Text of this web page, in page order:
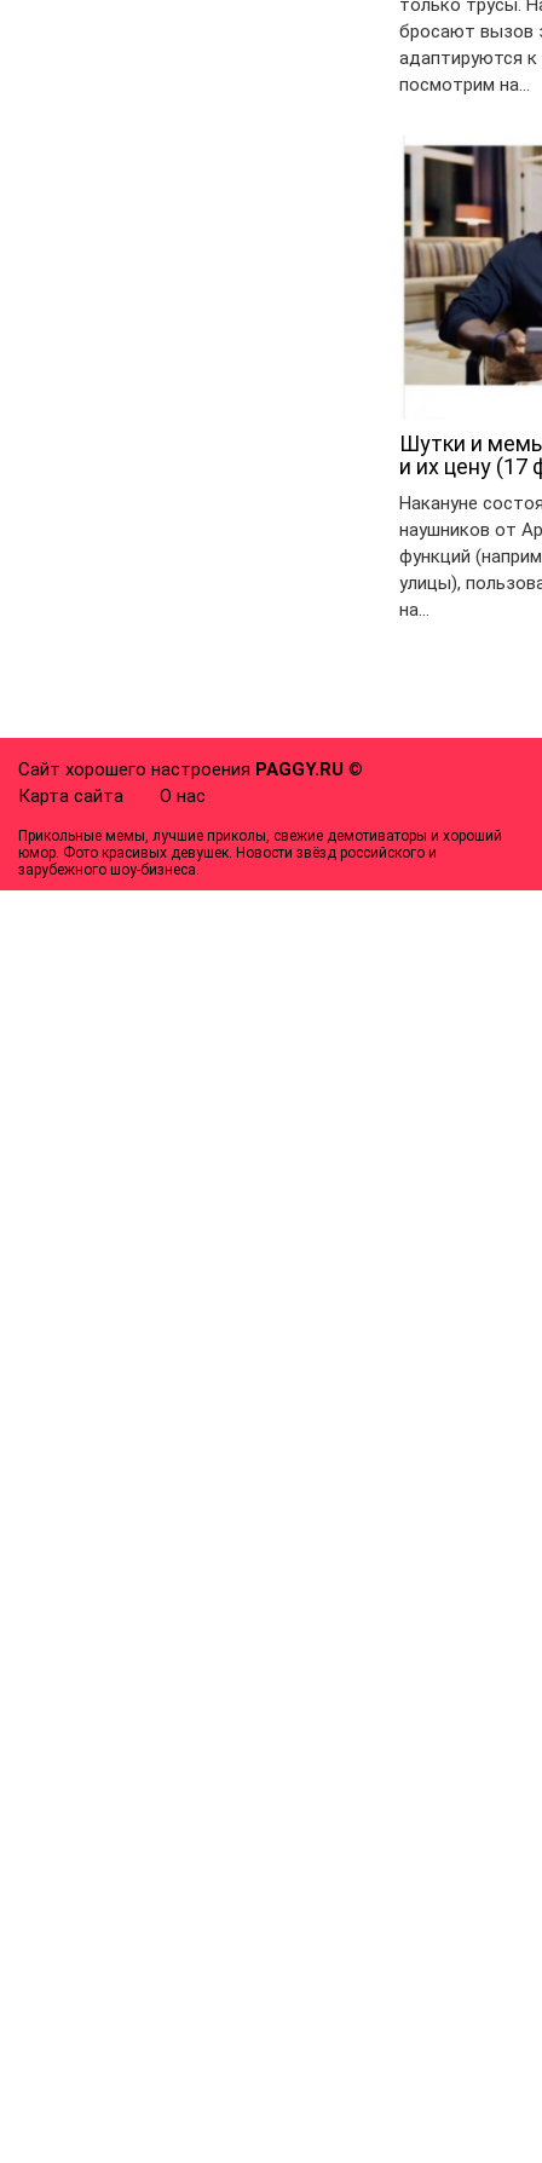
только трусы.
бросают вызов
адаптируются
посмотрим на…
Шутки и
и их цену (17
Накануне
наушников от
функций
улицы),
на…
Сайт хорошего настроения PAGGY.RU ©
Карта сайта
О нас
Прикольные мемы, лучшие приколы, свежие демотиваторы и хороший
юмор. Фото красивых девушек. Новости звёзд российского и
зарубежного шоу-бизнеса.